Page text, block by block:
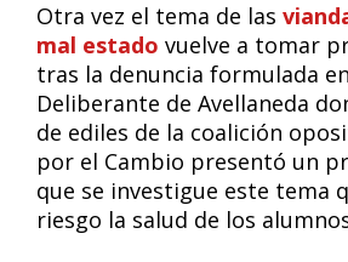
Otra vez el tema de las
mal estado vuelve a tomar
tras la denuncia formulada
Deliberante de Avellaneda
de ediles de la coalición
por el Cambio presentó un
que se investigue este tema
riesgo la salud de los